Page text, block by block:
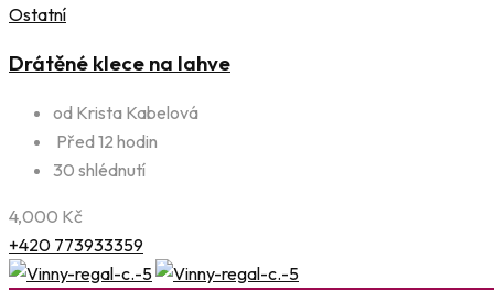
Ostatní
Drátěné klece na lahve
od Krista Kabelová
Před 12 hodin
30 shlédnutí
4,000 Kč
+420 773933359